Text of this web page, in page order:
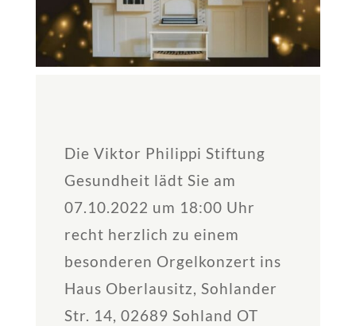
Die Viktor Philippi Stiftung
Gesundheit lädt Sie am
07.10.2022 um 18:00 Uhr
recht herzlich zu einem
besonderen Orgelkonzert ins
Haus Oberlausitz, Sohlander
Str. 14, 02689 Sohland OT